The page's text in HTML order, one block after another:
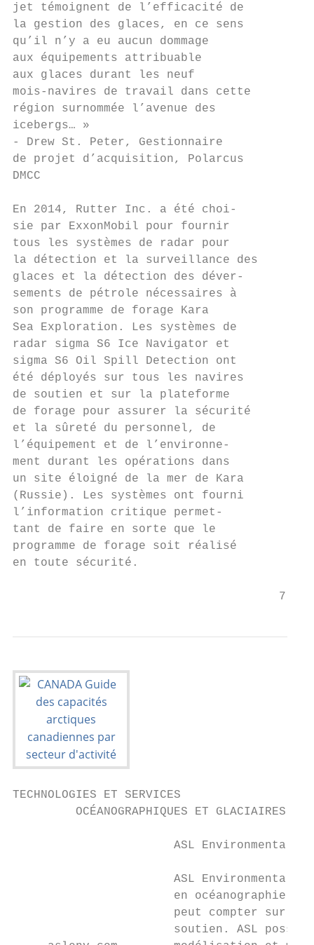
jet témoignent de l’efficacité de
la gestion des glaces, en ce sens
qu’il n’y a eu aucun dommage
aux équipements attribuable
aux glaces durant les neuf
mois-navires de travail dans cette
région surnommée l’avenue des
icebergs… »
- Drew St. Peter, Gestionnaire
de projet d’acquisition, Polarcus
DMCC
En 2014, Rutter Inc. a été choi-
sie par ExxonMobil pour fournir
tous les systèmes de radar pour
la détection et la surveillance des
glaces et la détection des déver-
sements de pétrole nécessaires à
son programme de forage Kara
Sea Exploration. Les systèmes de
radar sigma S6 Ice Navigator et
sigma S6 Oil Spill Detection ont
été déployés sur tous les navires
de soutien et sur la plateforme
de forage pour assurer la sécurité
et la sûreté du personnel, de
l’équipement et de l’environne-
ment durant les opérations dans
un site éloigné de la mer de Kara
(Russie). Les systèmes ont fourni
l’information critique permet-
tant de faire en sorte que le
programme de forage soit réalisé
en toute sécurité.
7
TECHNOLOGIES ET SERVICES
OCÉANOGRAPHIQUES ET GLACIAIRES -
ASL Environmental
ASL Environmental
en océanographie
peut compter sur
soutien. ASL